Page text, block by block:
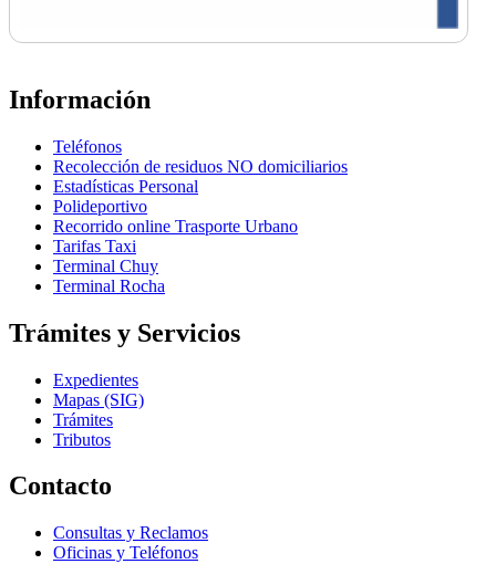
Información
Teléfonos
Recolección de residuos NO domiciliarios
Estadísticas Personal
Polideportivo
Recorrido online Trasporte Urbano
Tarifas Taxi
Terminal Chuy
Terminal Rocha
Trámites y Servicios
Expedientes
Mapas (SIG)
Trámites
Tributos
Contacto
Consultas y Reclamos
Oficinas y Teléfonos